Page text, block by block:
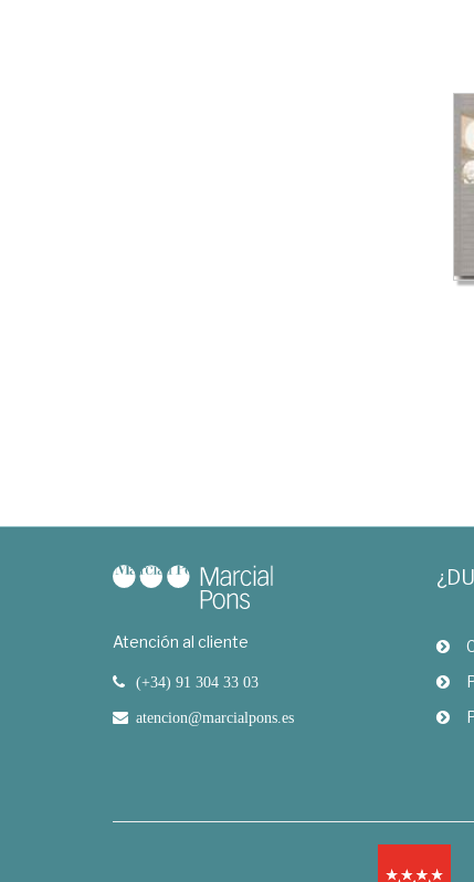
Atención al cliente
(+34) 91 304 33 03
atencion@marcialpons.es